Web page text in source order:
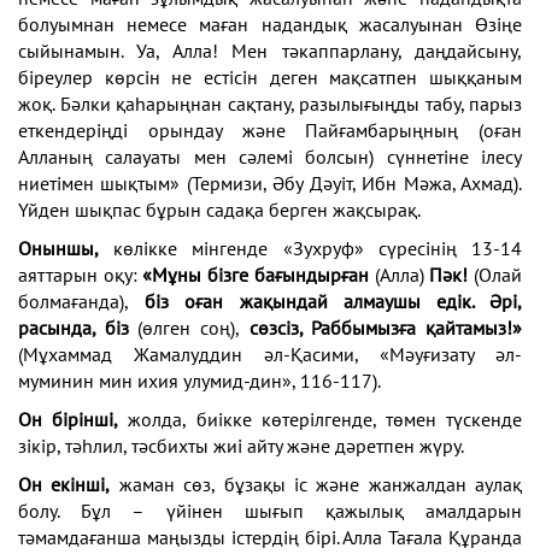
болуымнан немесе маған надандық жасалуынан Өзіңе
сыйынамын. Уа, Алла! Мен тәкаппарлану, даңдайсыну,
біреулер көрсін не естісін деген мақсатпен шыққаным
жоқ. Бәлки қаһарыңнан сақтану, разылығыңды табу, парыз
еткендеріңді орындау және Пайғамбарыңның (оған
Алланың салауаты мен сәлемі болсын) сүннетіне ілесу
ниетімен шықтым» (Термизи, Әбу Дәуіт, Ибн Мәжа, Ахмад).
Үйден шықпас бұрын садақа берген жақсырақ.
Оныншы, көлікке мінгенде «Зухруф» сүресінің 13-14
аяттарын оқу:«Мұны бізге бағындырған (Алла)Пәк! (Олай
болмағанда), біз оған жақындай алмаушы едік. Әрі,
расында, біз (өлген соң), сөзсіз, Раббымызға қайтамыз!»
(Мұхаммад Жамалуддин әл-Қасими, «Мәуғизату әл-
муминин мин ихия улумид-дин», 116-117).
Он бірінші, жолда, биікке көтерілгенде, төмен түскенде
зікір, тәһлил, тәсбихты жиі айту және дәретпен жүру.
Он екінші, жаман сөз, бұзақы іс және жанжалдан аулақ
болу. Бұл – үйінен шығып қажылық амалдарын
тәмамдағанша маңызды істердің бірі. Алла Тағала Құранда